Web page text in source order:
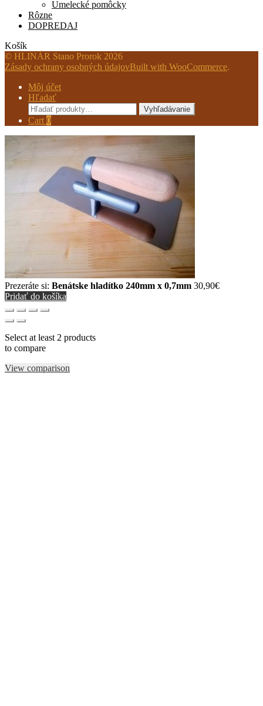
Umelecké pomôcky
Rôzne
DOPREDAJ
Košík
© HLINÁR Stano Prorok 2026
Zásady ochrany osobných údajovBuilt with WooCommerce.
Môj účet
Hľadať
Hľadať:
Vyhľadávanie
Cart 0
Prezeráte si: Benátske hladítko 240mm x 0,7mm 30,90€
Pridať do košíka
Select at least 2 products
to compare
View comparison